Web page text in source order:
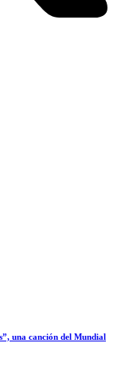
una canción del Mundial